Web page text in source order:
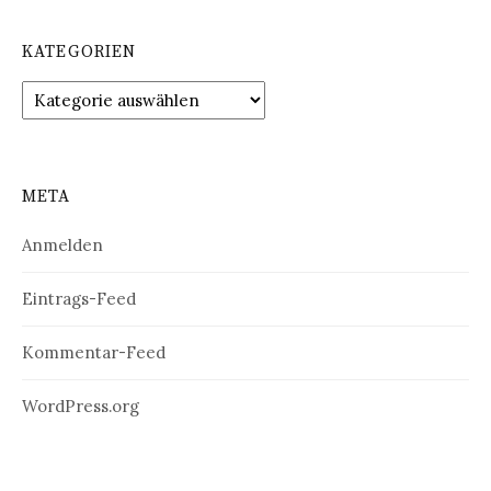
KATEGORIEN
Kategorien
META
Anmelden
Eintrags-Feed
Kommentar-Feed
WordPress.org